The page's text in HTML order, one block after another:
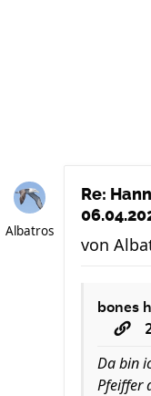
Albatros
Re:
von
bones
Da bin
Pfeiffer